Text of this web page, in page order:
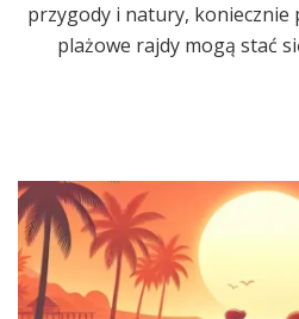
przygody i natury, koniecznie
plażowe rajdy mogą stać